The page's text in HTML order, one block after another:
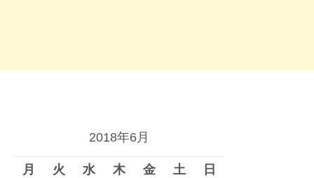
2018年6月
月 火 水 木 金 土
日